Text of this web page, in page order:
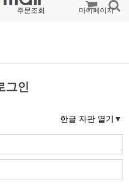
주문조회 마이페이지
그인
한글 자판 열기